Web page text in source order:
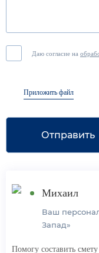
Даю согласие на
Приложить файл
Отправить
Михаил
Ваш
Запад»
Помогу составить